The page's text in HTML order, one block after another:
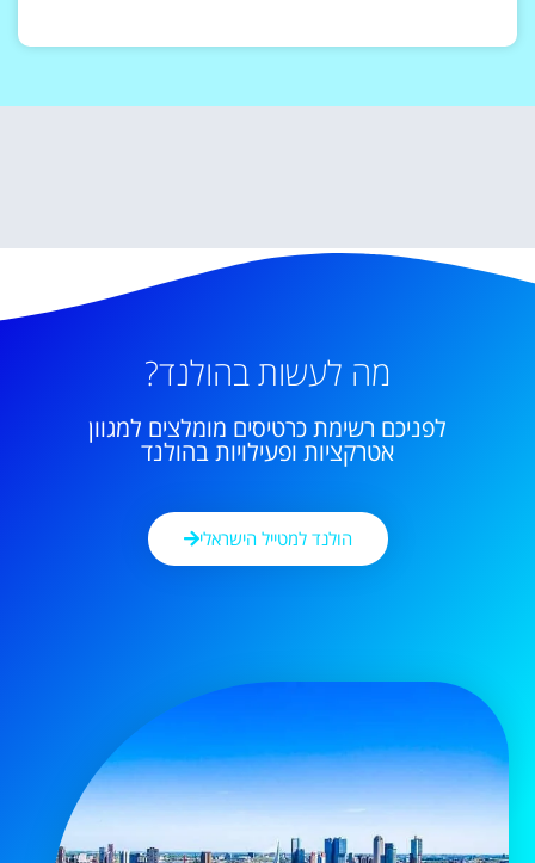
מה לעשות בהולנד?
לפניכם רשימת כרטיסים מומלצים למגוון
אטרקציות ופעילויות בהולנד
הולנד למטייל הישראלי